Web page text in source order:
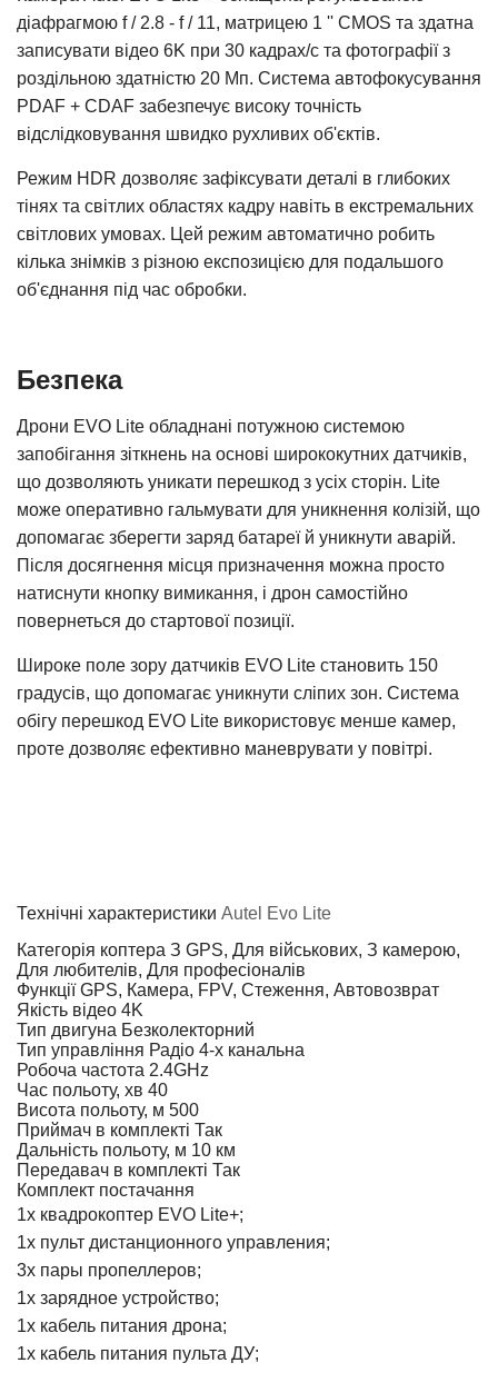
діафрагмою f / 2.8 - f / 11, матрицею 1 '' CMOS та здатна
записувати відео 6K при 30 кадрах/с та фотографії з
роздільною здатністю 20 Мп. Система автофокусування
PDAF + CDAF забезпечує високу точність
відслідковування швидко рухливих об'єктів.
Режим HDR дозволяє зафіксувати деталі в глибоких
тінях та світлих областях кадру навіть в екстремальних
світлових умовах. Цей режим автоматично робить
кілька знімків з різною експозицією для подальшого
об'єднання під час обробки.
Безпека
Дрони EVO Lite обладнані потужною системою
запобігання зіткнень на основі ширококутних датчиків,
що дозволяють уникати перешкод з усіх сторін. Lite
може оперативно гальмувати для уникнення колізій, що
допомагає зберегти заряд батареї й уникнути аварій.
Після досягнення місця призначення можна просто
натиснути кнопку вимикання, і дрон самостійно
повернеться до стартової позиції.
Широке поле зору датчиків EVO Lite становить 150
градусів, що допомагає уникнути сліпих зон. Система
обігу перешкод EVO Lite використовує менше камер,
проте дозволяє ефективно маневрувати у повітрі.
Технічні характеристики Autel Evo Lite
Категорія коптера З GPS, Для військових, З камерою,
Для любителів, Для професіоналів
Функції GPS, Камера, FPV, Стеження, Автовозврат
Якість відео 4K
Тип двигуна Безколекторний
Тип управління Радіо 4-х канальна
Робоча частота 2.4GHz
Час польоту, хв 40
Висота польоту, м 500
Приймач в комплекті Так
Дальність польоту, м 10 км
Передавач в комплекті Так
Комплект постачання
1х квадрокоптер EVO Lite+;
1х пульт дистанционного управления;
3х пары пропеллеров;
1х зарядное устройство;
1х кабель питания дрона;
1х кабель питания пульта ДУ;